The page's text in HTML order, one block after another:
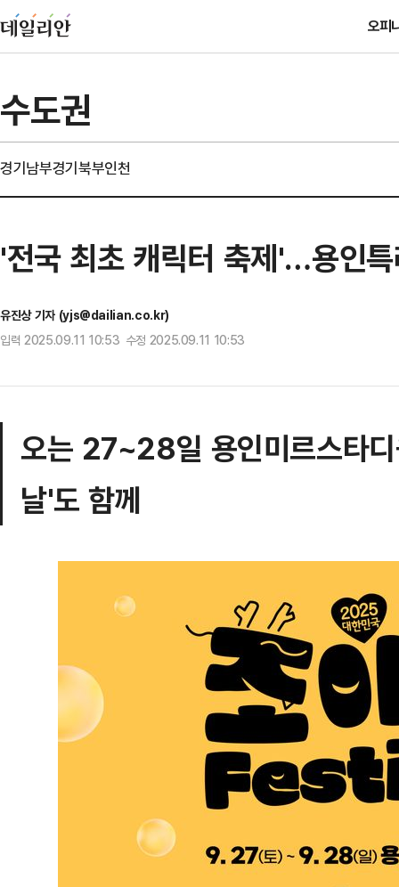
오피
수도권
경기남부경기북부인천
'전국 최초 캐릭터 축제'…용인
유진상 기자 (yjs@dailian.co.kr)
입력 2025.09.11 10:53 수정 2025.09.11 10:53
오는 27~28일 용인미르스타
날'도 함께